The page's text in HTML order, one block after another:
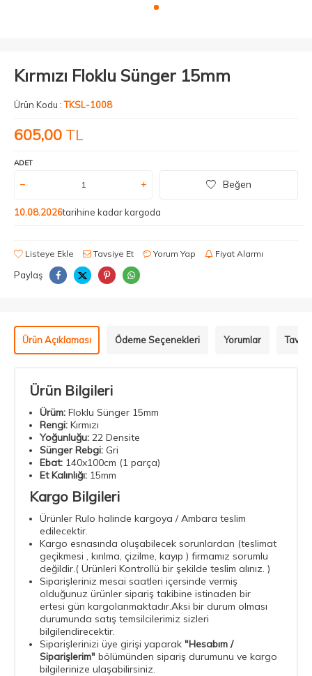
Kırmızı Floklu Sünger 15mm
Ürün Kodu :TKSL-1008
605,00 TL
ADET
Beğen
10.08.2026tarihine kadar kargoda
Listeye Ekle Tavsiye Et Yorum Yap Fiyat Alarmı
Paylaş
Ürün Açıklaması Ödeme Seçenekleri Yorumlar
Ürün Bilgileri
Ürüm: Floklu Sünger 15mm
Rengi: Kırmızı
Yoğunluğu: 22 Densite
Sünger Rebgi: Gri
Ebat: 140x100cm (1 parça)
Et Kalınlığı: 15mm
Kargo Bilgileri
Ürünler Rulo halinde kargoya / Ambara teslim
edilecektir.
Kargo esnasında oluşabilecek sorunlardan (teslimat
geçikmesi , kırılma, çizilme, kayıp ) firmamız sorumlu
değildir.( Ürünleri Kontrollü bir şekilde teslim alınız. )
Siparişleriniz mesai saatleri içersinde vermiş
olduğunuz ürünler sipariş takibine istinaden bir
ertesi gün kargolanmaktadır.Aksi bir durum olması
durumunda satış temsilcilerimiz sizleri
bilgilendirecektir.
Siparişlerinizi üye girişi yaparak "Hesabım /
Siparişlerim" bölümünden sipariş durumunu ve kargo
bilgilerinize ulaşabilirsiniz.